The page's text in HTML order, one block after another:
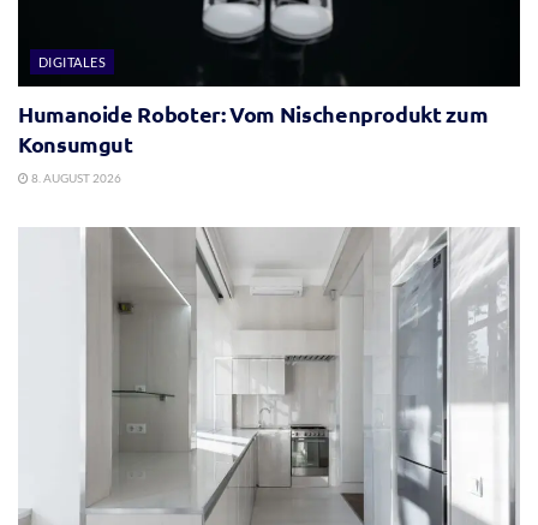
DIGITALES
Humanoide Roboter: Vom Nischenprodukt zum
Konsumgut
8. AUGUST 2026